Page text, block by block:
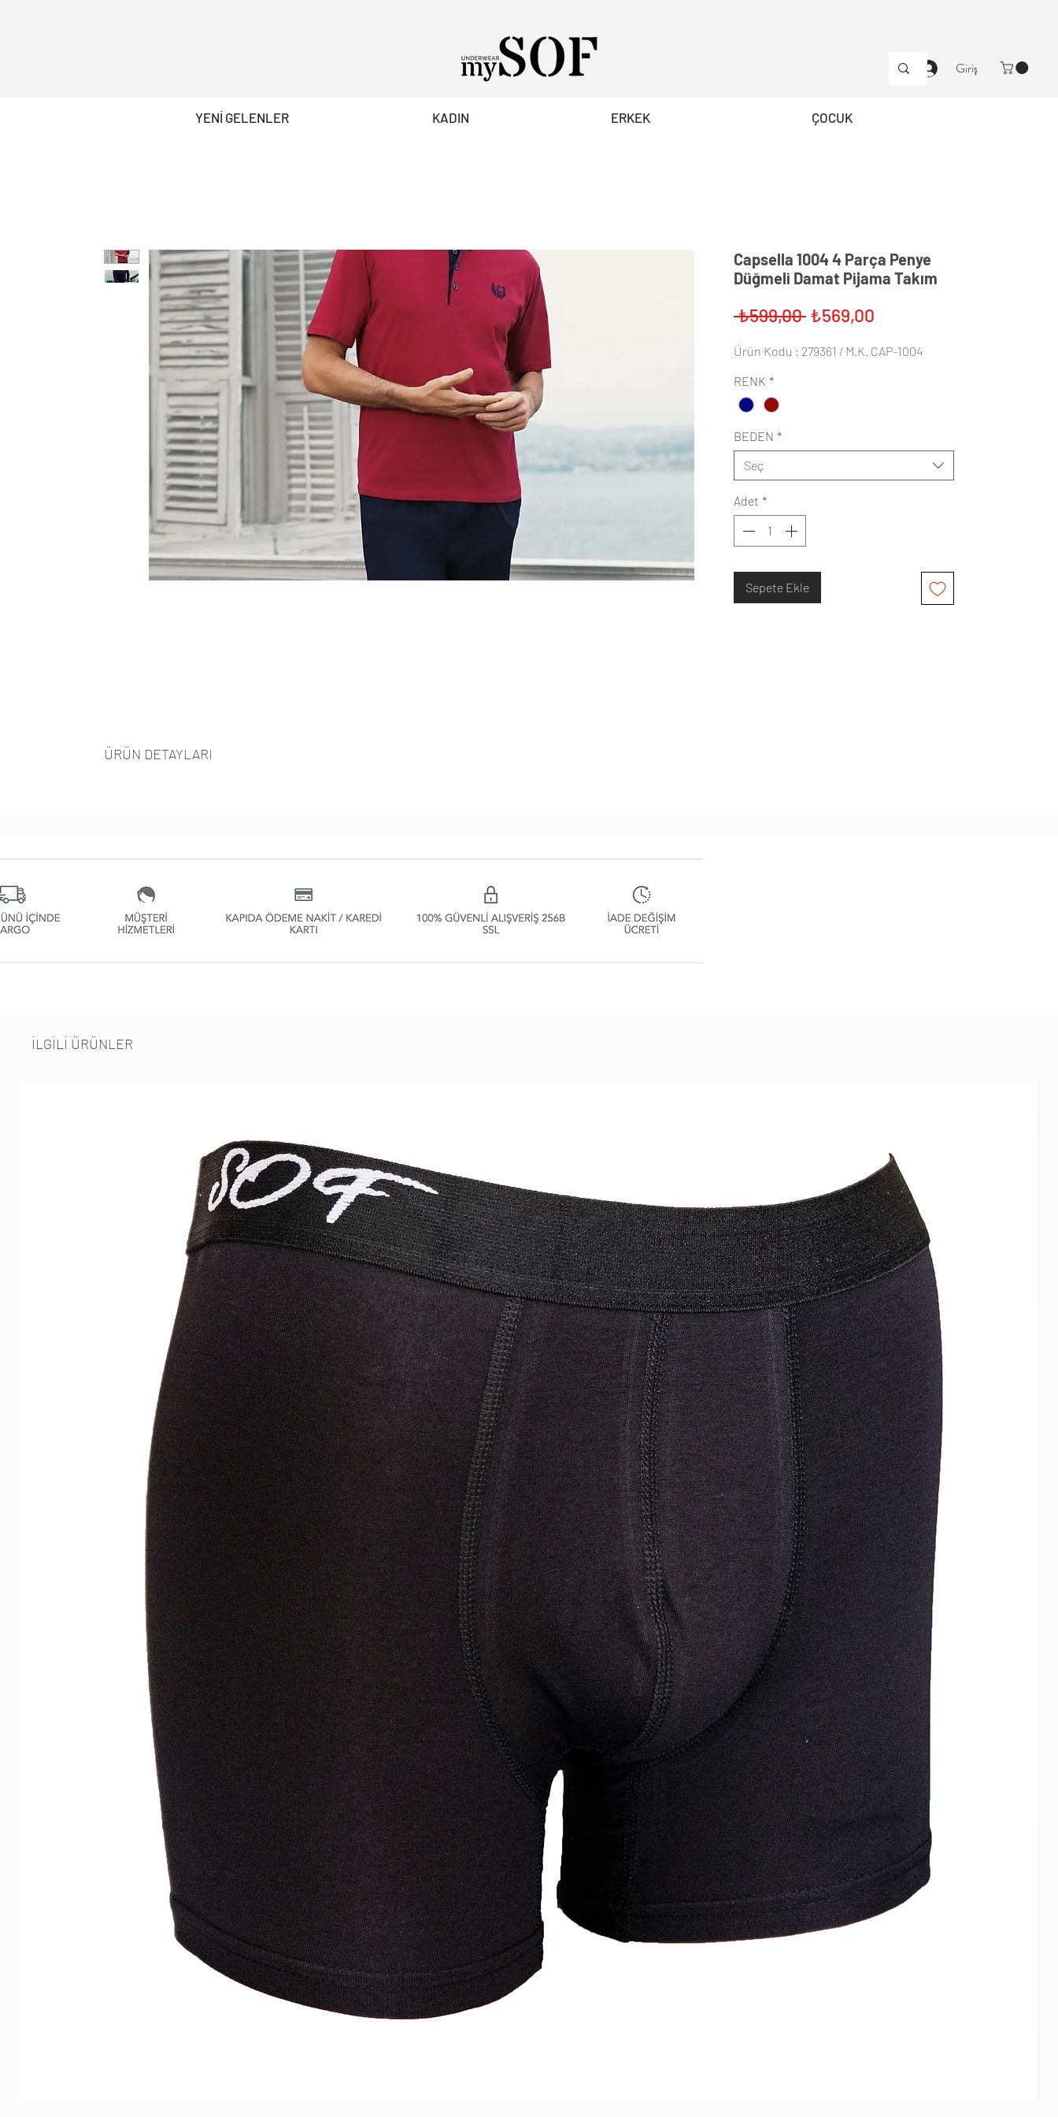
Giriş
YENİ GELENLER KADIN ERKEK ÇOCUK
Capsella 1004 4 Parça Penye
Düğmeli Damat Pijama Takım
₺599,00 Normal
₺569,00
Ürün Kodu : 279361 / M.K. CAP-1004
RENK *
BEDEN *
Seç
Adet *
Sepete Ekle
ÜRÜN DETAYLARI
İLGİLİ ÜRÜNLER